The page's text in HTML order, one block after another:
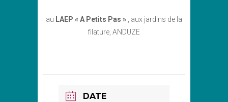
au LAEP « A Petits Pas » , aux jardins de la
filature, ANDUZE
DATE